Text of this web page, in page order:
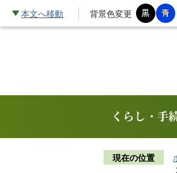
本文へ移動 背景色変更
くらし・手
現在の位置